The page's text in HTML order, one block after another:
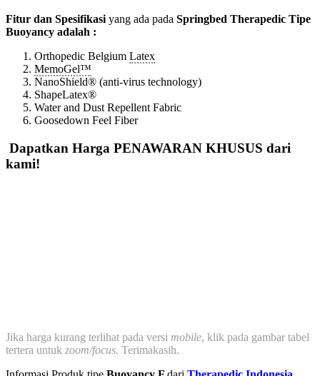
Fitur dan Spesifikasi yang ada pada Springbed Therapedic Tipe
Buoyancy adalah :
Orthopedic Belgium Latex
MemoGel™
NanoShield® (anti-virus technology)
ShapeLatex®
Water and Dust Repellent Fabric
Goosedown Feel Fiber
Dapatkan Harga PENAWARAN KHUSUS dari
kami!
Jika harga kurang terlihat pada versi mobile, klik pada gambar tabel
tertera untuk zoom/focus. Terimakasih.